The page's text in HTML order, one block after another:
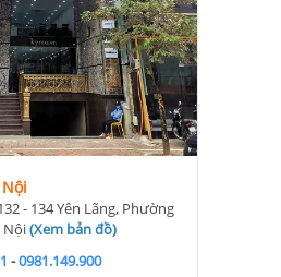
- 134 Yên Lãng, Phường
Nội(Xem bản đồ)
-0981.149.900